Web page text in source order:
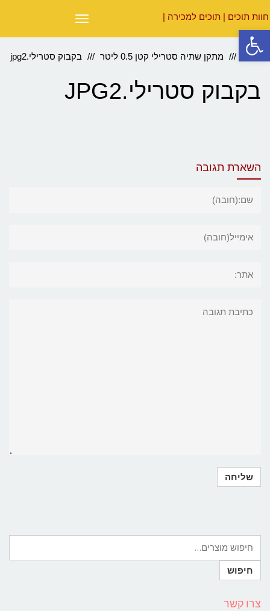
תפריט
ראשי מתקן שתיה סטרילי קטן 0.5 ליטר בקבוק סטרילי.jpg2
בקבוק סטרילי.JPG2
השארת תגובה
צרו קשר
פתח סרגל נגישות